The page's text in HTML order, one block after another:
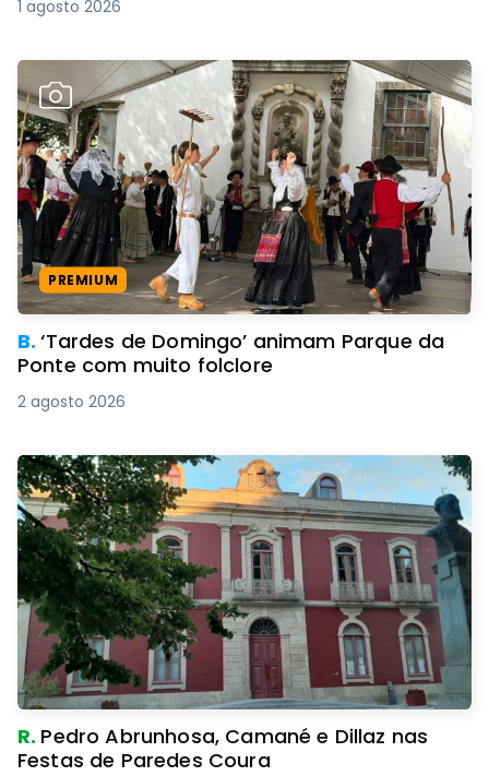
1 agosto 2026
PREMIUM
B.‘Tardes de Domingo’ animam Parque da
Ponte com muito folclore
2 agosto 2026
R. Pedro Abrunhosa, Camané e Dillaz nas
Festas de Paredes Coura